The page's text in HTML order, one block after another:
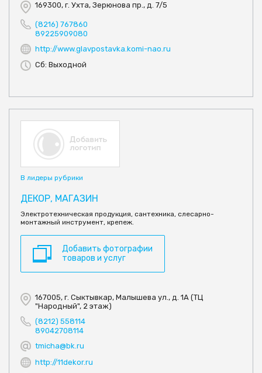
169300, г. Ухта, Зерюнова пр., д. 7/5
(8216) 767860
89225909080
http://www.glavpostavka.komi-nao.ru
Сб: Выходной
В лидеры рубрики
ДЕКОР, МАГАЗИН
Электротехническая продукция, сантехника, слесарно-
монтажный инструмент, крепеж.
Добавить фотографии
товаров и услуг
167005, г. Сыктывкар, Малышева ул., д. 1А (ТЦ
"Народный", 2 этаж)
(8212) 558114
89042708114
tmicha@bk.ru
http://11dekor.ru